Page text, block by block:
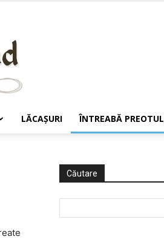
LĂCAŞURI ÎNTREABĂ PREOTUL
Căutare